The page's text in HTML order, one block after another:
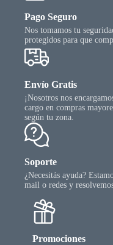
Pago Seguro
Nos tomamos tu
protegidos para que
Envío Gratis
¡Nosotros nos
cargo en compras
según tu zona.
Soporte
¿Necesitás ayuda?
mail o redes y
Promociones